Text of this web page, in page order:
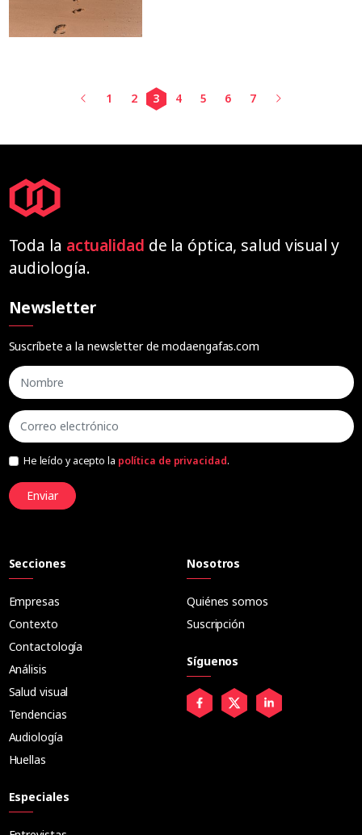
1 2 3 4 5 6 7
Toda la actualidad de la óptica, salud visual y
audiología.
Newsletter
Suscríbete a la newsletter de modaengafas.com
He leído y acepto la política de privacidad.
Enviar
Secciones
Empresas
Contexto
Contactología
Análisis
Salud visual
Tendencias
Audiología
Huellas
Especiales
Nosotros
Quiénes somos
Suscripción
Síguenos